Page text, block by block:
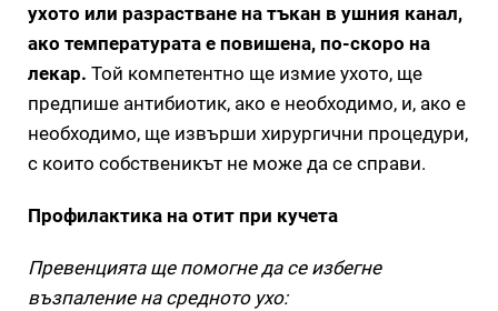
ухото или разрастване на тъкан в ушния канал,
ако температурата е повишена, по-скоро на
лекар. Той компетентно ще измие ухото, ще
предпише антибиотик, ако е необходимо, и, ако е
необходимо, ще извърши хирургични процедури,
с които собственикът не може да се справи.
Профилактика на отит при кучета
Превенцията ще помогне да се избегне
възпаление на средното ухо: